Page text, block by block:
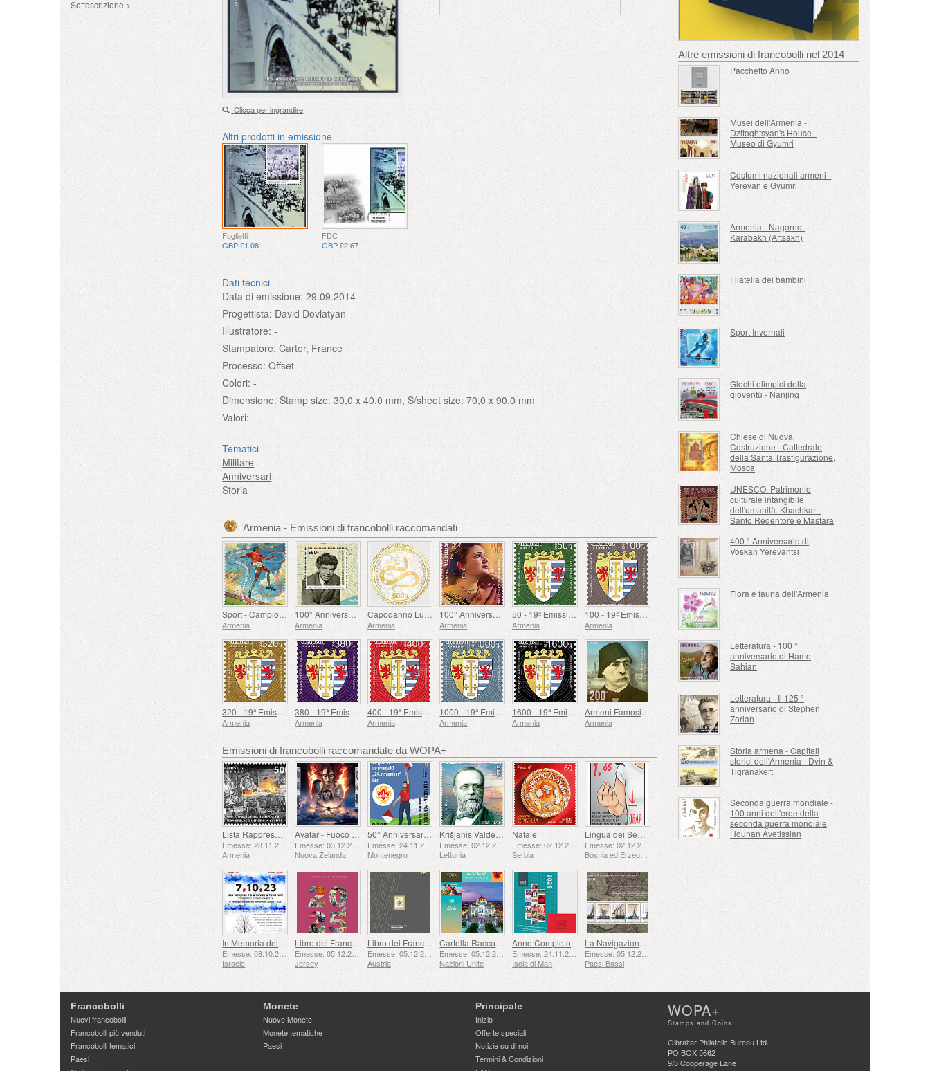
Sottoscrizione >
Clicca per ingrandire
Altri prodotti in emissione
Foglietti
GBP £1.08
FDC
GBP £2.67
Dati tecnici
Data di emissione: 29.09.2014
Progettista: David Dovlatyan
Illustratore: -
Stampatore: Cartor, France
Processo: Offset
Colori: -
Dimensione: Stamp size: 30,0 x 40,0 mm, S/sheet size: 70,0 x 90,0 mm
Valori: -
Tematici
Militare
Anniversari
Storia
Armenia - Emissioni di francobolli raccomandati
Sport - Campionato Europeo di Calcio, Euro
Armenia
100° Anniversario di Paruyr Sevak
Armenia
Capodanno Lunare
Armenia
100° Anniversario di Gohar Gasparyan
Armenia
50 - 19ª Emissione Definitiva, Stemmi Armeni
Armenia
100 - 19ª Emissione Definitiva, Stemmi Armeni
Armenia
320 - 19ª Emissione Definitiva, Stemmi Armeni
Armenia
380 - 19ª Emissione Definitiva, Stemmi Armeni
Armenia
400 - 19ª Emissione Definitiva, Stemmi Armeni
Armenia
1000 - 19ª Emissione Definitiva, Stemmi Armeni
Armenia
1600 - 19ª Emissione Definitiva, Stemmi Armeni
Armenia
Armeni Famosi nel Mondo - 200° Anniversario di Nubar Nubarian, Nubar Pasha
Armenia
Emissioni di francobolli raccomandate da WOPA+
Lista Rappresentativa del Patrimonio Culturale Immateriale dell'umanità dell'UNESCO - Tradizione della Forgiatura a Gyumri
Armenia
Avatar - Fuoco e Cenere
Nuova Zelanda
50° Anniversario della Fondazione del 24 Novembre Bar Scout
Emesse: 24.11.2025
Montenegro
Krišjānis Valdemārs
Lettonia
Natale
Serbia
Lingua dei Segni - Buona
Emesse: 02.12.2025
Bosnia ed Erzegovina - Repubblica di Srpska
In Memoria dei Caduti e Assassinati il ​​7 ottobre 2023
Israele
Libro dei Francobolli
Jersey
Libro dei Francobolli
Emesse: 05.12.2025
Austria
Cartella Raccolta Annuale (New York)
Nazioni Unite
Anno Completo
Isola di Man
La Navigazione nel XVII e XVIII Secolo – La Navigazione della Torba
Emesse: 05.12.2025
Paesi Bassi
Altre emissioni di francobolli nel 2014
Pacchetto Anno
Musei dell'Armenia -
Dzitoghtsyan's House -
Museo di Gyumri
Costumi nazionali armeni -
Yerevan e Gyumri
Armenia - Nagorno-
Karabakh (Artsakh)
Filatelia dei bambini
Sport Invernali
Giochi olimpici della
gioventù - Nanjing
Chiese di Nuova
Costruzione - Cattedrale
della Santa Trasfigurazione,
Mosca
UNESCO. Patrimonio
culturale intangibile
dell'umanità. Khachkar -
Santo Redentore e Mastara
400 ° Anniversario di
Voskan Yerevantsi
Flora e fauna dell'Armenia
Letteratura - 100 °
anniversario di Hamo
Sahian
Letteratura - Il 125 °
anniversario di Stephen
Zorian
Storia armena - Capitali
storici dell'Armenia - Dvin &
Tigranakert
Seconda guerra mondiale -
100 anni dell'eroe della
seconda guerra mondiale
Hounan Avetissian
Francobolli
Nuovi francobolli
Francobolli più venduti
Francobolli tematici
Paesi
Monete
Nuove Monete
Monete tematiche
Paesi
Principale
Inizio
Offerte speciali
Notizie su di noi
Termini & Condizioni
WOPA+
Stamps and Coins
Gibraltar Philatelic Bureau Ltd.
PO BOX 5662
9/3 Cooperage Lane